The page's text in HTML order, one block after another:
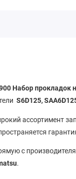
Набор прокладок
S6D125,
ассортимент
с
.